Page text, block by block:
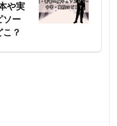
や実
ソー
？